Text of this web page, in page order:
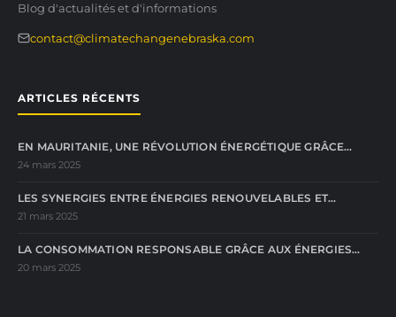
Blog d'actualités et d'informations
contact@climatechangenebraska.com
ARTICLES RÉCENTS
EN MAURITANIE, UNE RÉVOLUTION ÉNERGÉTIQUE GRÂCE…
24 mars 2025
LES SYNERGIES ENTRE ÉNERGIES RENOUVELABLES ET…
21 mars 2025
LA CONSOMMATION RESPONSABLE GRÂCE AUX ÉNERGIES…
20 mars 2025